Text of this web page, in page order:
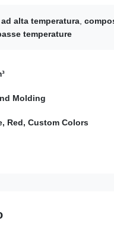
alta temperatura
temperature
Molding
Red, Custom Colors